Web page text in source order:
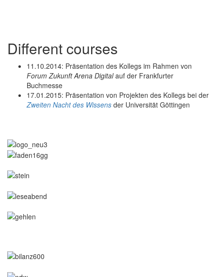
Different courses
11.10.2014: Präsentation des Kollegs im Rahmen von
Forum Zukunft Arena Digitalauf der Frankfurter
Buchmesse
17.01.2015: Präsentation von Projekten des Kollegs bei der
Zweiten Nacht des Wissens der Universität Göttingen